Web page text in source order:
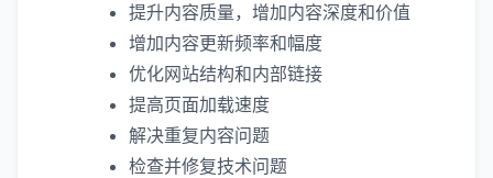
提升内容质量，增加内容深度和价值
增加内容更新频率和幅度
优化网站结构和内部链接
提高页面加载速度
解决重复内容问题
检查并修复技术问题